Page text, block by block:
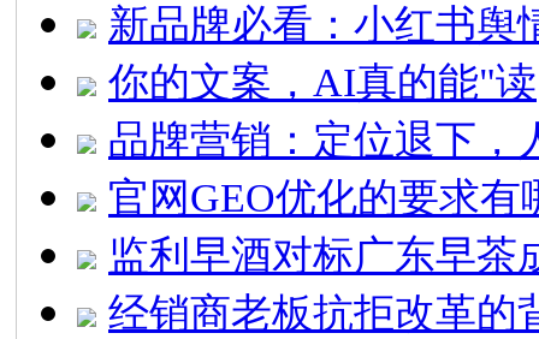
新品牌必看：小红书舆
你的文案，AI真的能"读
品牌营销：定位退下，
官网GEO优化的要求有
监利早酒对标广东早茶
经销商老板抗拒改革的